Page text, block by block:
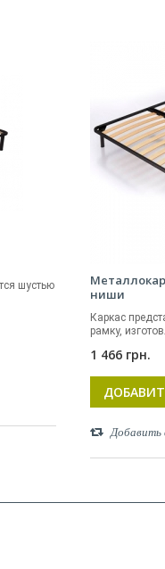
шустью
ниши
Каркас
рамку,
1 466 грн.
Добавить